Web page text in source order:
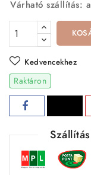
Várható szállítás:
Kedvencekhez
Raktáron